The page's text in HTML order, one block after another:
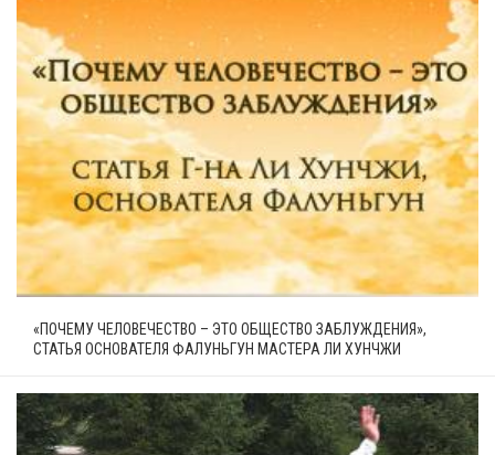
«ПОЧЕМУ ЧЕЛОВЕЧЕСТВО – ЭТО ОБЩЕСТВО ЗАБЛУЖДЕНИЯ»,
СТАТЬЯ ОСНОВАТЕЛЯ ФАЛУНЬГУН МАСТЕРА ЛИ ХУНЧЖИ